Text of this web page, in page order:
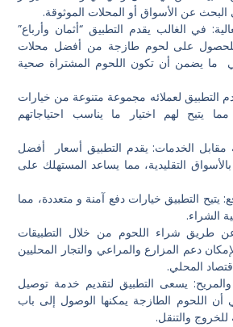
عن الأسواق أو المحلات الموثوقة.
في الغالب يقدم التطبيق “أثمان وأرباع”
على لحوم طازجة من أفضل محلات
ما يضمن أن تكون اللحوم المشتراة صحية
التطبيق لعملائه مجموعة متنوعة من خيارات
مما يتيح لهم اختيار ما يناسب احتياجاتهم
مقابل الخدمات: يقدم التطبيق أسعار أفضل
التقليدية، مما يساعد المستهلك على
يتيح التطبيق خيارات دفع آمنة و متعددة، مما
الشراء.
طريق شراء اللحوم من خلال التطبيقات
دعم المزارع والمراعي والتجار المحليين
المحلي.
يسعى التطبيق لتقديم خدمة توصيل
أن اللحوم الطازجة يمكنها الوصول إلى باب
والتنقل.